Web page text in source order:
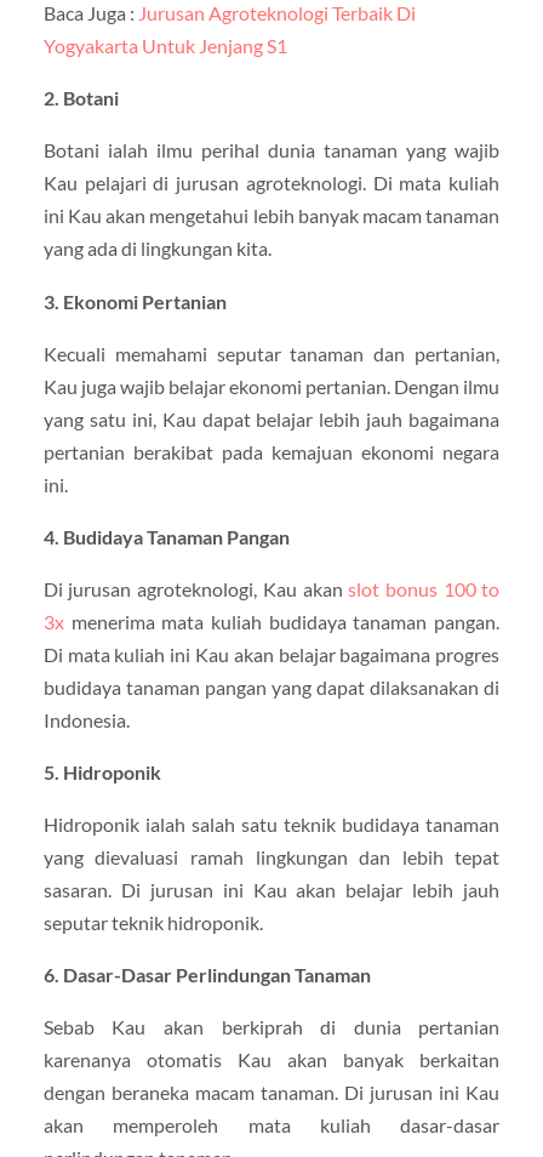
Baca Juga : Jurusan Agroteknologi Terbaik Di
Yogyakarta Untuk Jenjang S1
2. Botani
Botani ialah ilmu perihal dunia tanaman yang wajib
Kau pelajari di jurusan agroteknologi. Di mata kuliah
ini Kau akan mengetahui lebih banyak macam tanaman
yang ada di lingkungan kita.
3. Ekonomi Pertanian
Kecuali memahami seputar tanaman dan pertanian,
Kau juga wajib belajar ekonomi pertanian. Dengan ilmu
yang satu ini, Kau dapat belajar lebih jauh bagaimana
pertanian berakibat pada kemajuan ekonomi negara
ini.
4. Budidaya Tanaman Pangan
Di jurusan agroteknologi, Kau akanslot bonus 100 to
3xmenerima mata kuliah budidaya tanaman pangan.
Di mata kuliah ini Kau akan belajar bagaimana progres
budidaya tanaman pangan yang dapat dilaksanakan di
Indonesia.
5. Hidroponik
Hidroponik ialah salah satu teknik budidaya tanaman
yang dievaluasi ramah lingkungan dan lebih tepat
sasaran. Di jurusan ini Kau akan belajar lebih jauh
seputar teknik hidroponik.
6. Dasar-Dasar Perlindungan Tanaman
Sebab Kau akan berkiprah di dunia pertanian
karenanya otomatis Kau akan banyak berkaitan
dengan beraneka macam tanaman. Di jurusan ini Kau
akan memperoleh mata kuliah dasar-dasar